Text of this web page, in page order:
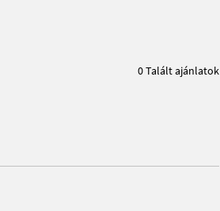
0 Talált ajánlatok